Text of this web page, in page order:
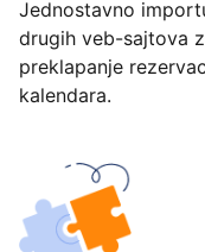
Jednostavno
drugih veb-sajtova
preklapanje
kalendara.